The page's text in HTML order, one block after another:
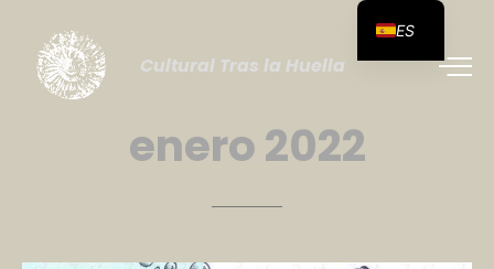
Cultural Tras la Huella
enero2022
ES